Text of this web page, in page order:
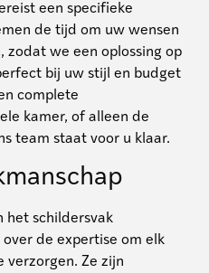
een specifieke
de tijd om uw wensen
zodat we een oplossing op
bij uw stijl en budget
complete
kamer, of alleen de
team staat voor u klaar.
het schildersvak
over de expertise om elk
verzorgen. Ze zijn